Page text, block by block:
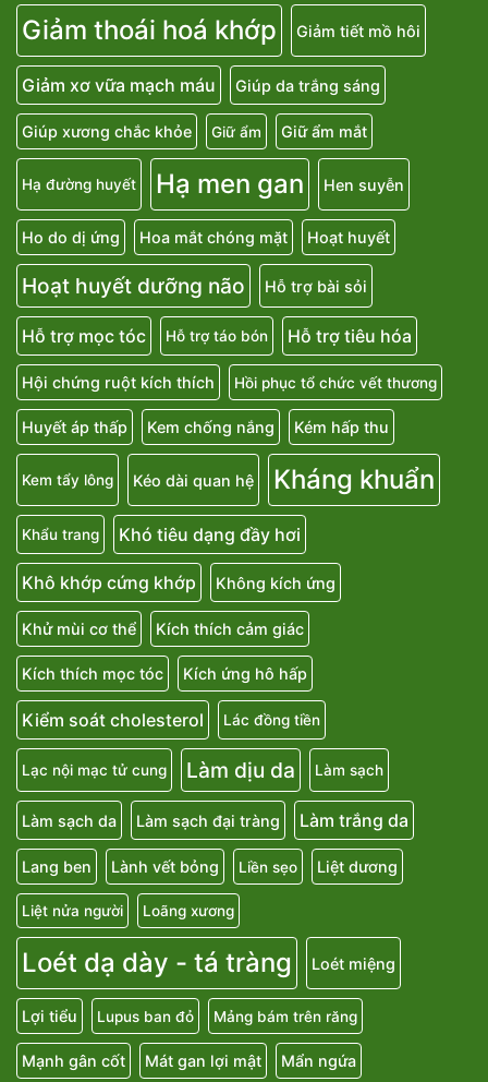
Giảm thoái hoá khớp Giảm tiết mồ hôi
Giảm xơ vữa mạch máu Giúp da trắng sáng
Giúp xương chắc khỏe Giữ ẩm Giữ ẩm mắt
Hạ đường huyết Hạ men gan Hen suyễn
Ho do dị ứng Hoa mắt chóng mặt Hoạt huyết
Hoạt huyết dưỡng não Hỗ trợ bài sỏi
Hỗ trợ mọc tóc Hỗ trợ táo bón Hỗ trợ tiêu hóa
Hội chứng ruột kích thích Hồi phục tổ chức vết thương
Huyết áp thấp Kem chống nắng Kém hấp thu
Kem tẩy lông Kéo dài quan hệ Kháng khuẩn
Khẩu trang Khó tiêu dạng đầy hơi
Khô khớp cứng khớp Không kích ứng
Khử mùi cơ thể Kích thích cảm giác
Kích thích mọc tóc Kích ứng hô hấp
Kiểm soát cholesterol Lác đồng tiền
Lạc nội mạc tử cung Làm dịu da Làm sạch
Làm sạch da Làm sạch đại tràng Làm trắng da
Lang ben Lành vết bỏng Liền sẹo Liệt dương
Liệt nửa người Loãng xương
Loét dạ dày - tá tràng Loét miệng
Lợi tiểu Lupus ban đỏ Mảng bám trên răng
Mạnh gân cốt Mát gan lợi mật Mẩn ngứa